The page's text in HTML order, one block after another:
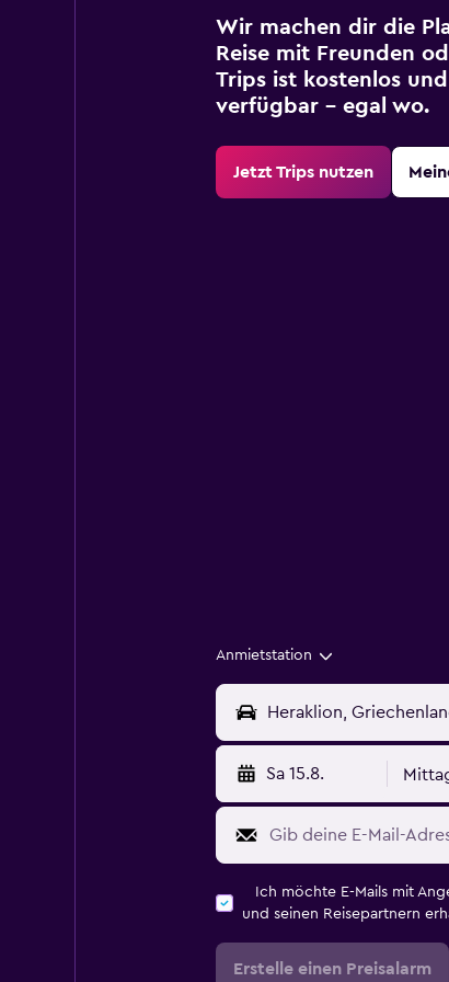
Wir machen dir die
Reise mit Freunden
Trips ist kostenlos
verfügbar – egal wo.
Jetzt Trips nutzen
Anmietstation
Sa 15.8.
Ich möchte E-Mails mit
und seinen Reisepartnern
Erstelle einen Preisalarm